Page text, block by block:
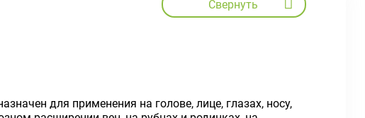
Свернуть
для применения на голове, лице, глазах, носу,